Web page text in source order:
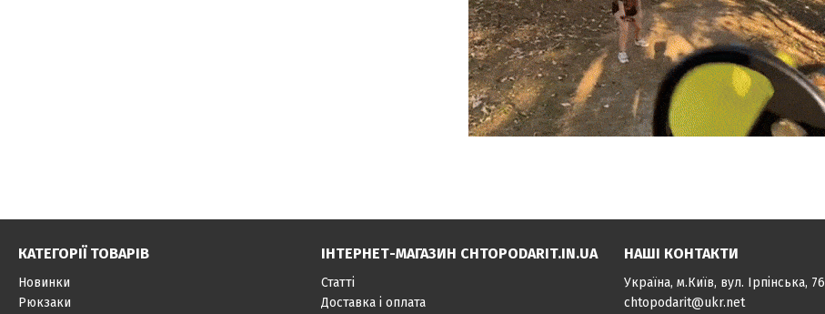
КАТЕГОРІЇ ТОВАРІВ
Новинки
Рюкзаки
ІНТЕРНЕТ-МАГАЗИН CHTOPODARIT.IN.UA
Статті
Доставка і оплата
НАШІ КОНТАКТИ
Україна, м.Київ, вул. Ірпінська, 76
chtopodarit@ukr.net